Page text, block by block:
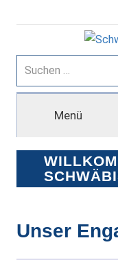
Inhalt
Suchen
nach:
Menü
Unser